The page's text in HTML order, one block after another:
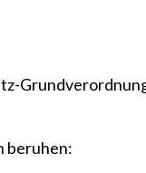
beruhen: